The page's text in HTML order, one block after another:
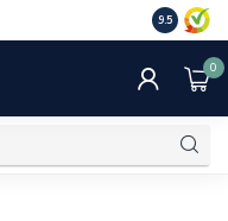
Gratis
€75,-.
9.5
0